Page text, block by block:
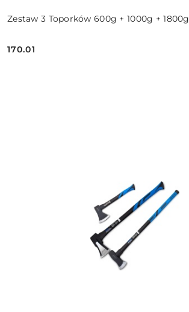
Zestaw 3 Toporków 600g + 1000g + 1800g
Cena:
170.01